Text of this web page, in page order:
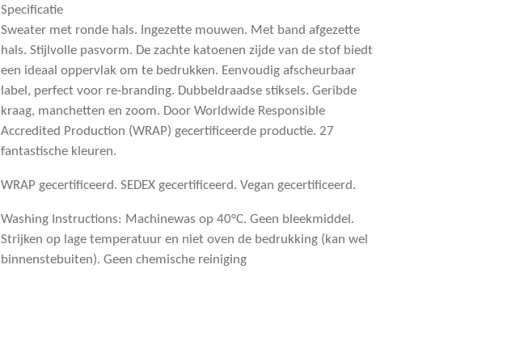
Specificatie
Sweater met ronde hals. Ingezette mouwen. Met band afgezette
hals. Stijlvolle pasvorm. De zachte katoenen zijde van de stof biedt
een ideaal oppervlak om te bedrukken. Eenvoudig afscheurbaar
label, perfect voor re-branding. Dubbeldraadse stiksels. Geribde
kraag, manchetten en zoom. Door Worldwide Responsible
Accredited Production (WRAP) gecertificeerde productie. 27
fantastische kleuren.
WRAP gecertificeerd. SEDEX gecertificeerd. Vegan gecertificeerd.
Washing Instructions: Machinewas op 40°C. Geen bleekmiddel.
Strijken op lage temperatuur en niet oven de bedrukking (kan wel
binnenstebuiten). Geen chemische reiniging